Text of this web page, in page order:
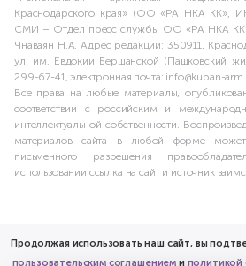
Краснодарского края» (ОО «РА НКА КК»,
СМИ – Отдел пресс службы ОО «РА НКА
Чнаваян Н.А. Адрес редакции: 350911,
ул. им. Евдокии Бершанской (Пашковский
299-67-41, электронная почта: info@kuban-
Все права на любые материалы,
соответствии с российским и
интеллектуальной собственности.
материалов сайта в любой форме может
письменного разрешения
использовании ссылка на сайт и источник
Продолжая использовать наш сайт, вы
пользовательским соглашением и политикой